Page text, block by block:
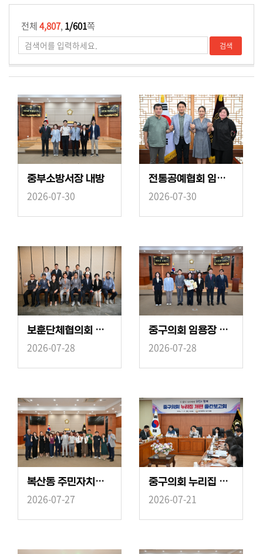
전체4,807, 1/601쪽
중부소방서장 내방
2026-07-30
전통공예협회 임원 내방
2026-07-30
보훈단체협의회 오찬
2026-07-28
중구의회 임용장 수여식
2026-07-28
복산동 주민자치위원 내방
2026-07-27
중구의회 누리집 전면개편 중간보고회
2026-07-21